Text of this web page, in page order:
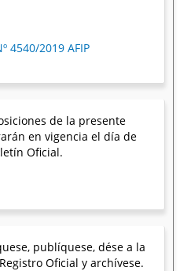
4540/2019 AFIP
de la presente
en vigencia el día de
Oficial.
publíquese, dése a la
Oficial y archívese.